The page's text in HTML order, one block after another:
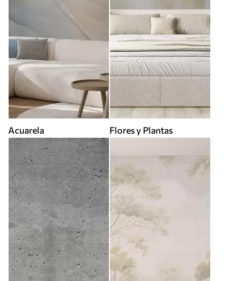
Acuarela Flores y Plantas